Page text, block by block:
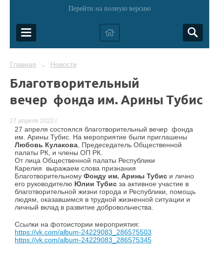
Перейти на полную версию
Главная → Новости
Благотворительный
вечер фонда им. Арины Тубис
27 апреля 2022 г.
27 апреля состоялся благотворительный вечер фонда
им. Арины Тубис. На мероприятие были приглашены
Любовь Кулакова, Предеседатель Общественной
палаты РК, и члены ОП РК.
От лица Общественной палаты Республики
Карелия выражаем слова признания
Благотворительному Фонду им. Арины Тубис и лично
его руководителю Юлии Тубис за активное участие в
благотворительной жизни города и Республики, помощь
людям, оказавшимся в трудной жизненной ситуации и
личный вклад в развитие добровольчества.
Ссылки на фотоистории мероприятия:
https://vk.com/album-24229083_286575503
https://vk.com/album-24229083_286575345